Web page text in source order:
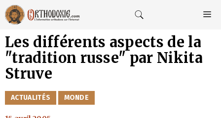
Aller
au
contenu
Les différents aspects de la
"tradition russe" par Nikita
Struve
CATÉGORIES
ACTUALITÉS MONDE